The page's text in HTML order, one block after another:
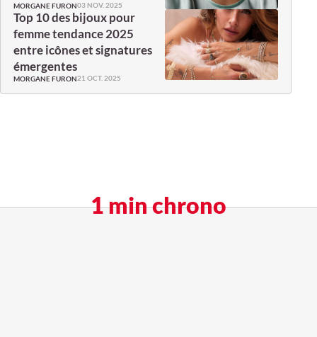
MORGANE FURON03 NOV. 2025
Top 10 des bijoux pour
femme tendance 2025
entre icônes et signatures
émergentes
MORGANE FURON21 OCT. 2025
1 min chrono